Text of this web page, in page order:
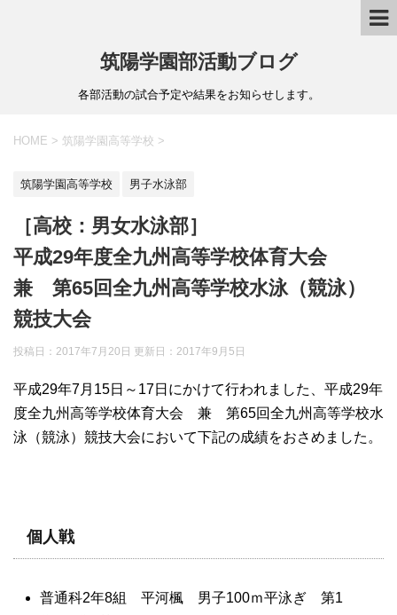
筑陽学園部活動ブログ
各部活動の試合予定や結果をお知らせします。
HOME > 筑陽学園高等学校 >
筑陽学園高等学校 男子水泳部
［高校：男女水泳部］
平成29年度全九州高等学校体育大会
兼 第65回全九州高等学校水泳（競泳）
競技大会
投稿日：2017年7月20日 更新日： 2017年9月5日
平成29年7月15日～17日にかけて行われました、平成29年
度全九州高等学校体育大会 兼 第65回全九州高等学校水
泳（競泳）競技大会において下記の成績をおさめました。
個人戦
普通科2年8組 平河楓 男子100ｍ平泳ぎ 第1